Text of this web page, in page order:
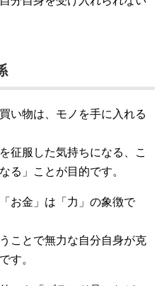
い物は、モノを手に入れる
征服した気持ちになる、こ
る」ことが目的です。
お金」は「力」の象徴で
ことで無力な自分自身が克
す。